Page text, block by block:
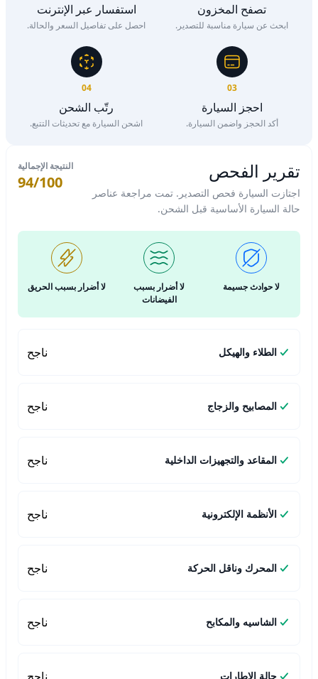
تصفح المخزون
ابحث عن سيارة مناسبة للتصدير.
استفسار عبر الإنترنت
احصل على تفاصيل السعر والحالة.
03
احجز السيارة
أكد الحجز واضمن السيارة.
04
رتّب الشحن
اشحن السيارة مع تحديثات التتبع.
تقرير الفحص
اجتازت السيارة فحص التصدير. تمت مراجعة عناصر
حالة السيارة الأساسية قبل الشحن.
النتيجة الإجمالية
94/100
لا حوادث جسيمة
لا أضرار بسبب
الفيضانات
لا أضرار بسبب الحريق
الطلاء والهيكل ناجح
المصابيح والزجاج ناجح
المقاعد والتجهيزات الداخلية ناجح
الأنظمة الإلكترونية ناجح
المحرك وناقل الحركة ناجح
الشاسيه والمكابح ناجح
حالة الإطارات